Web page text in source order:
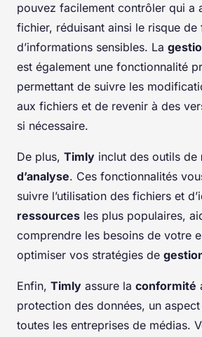
pouvez facilement contrôler qui a
fichier, réduisant ainsi le risque de
d’informations sensibles. La
est également une fonctionnalité
permettant de suivre les
aux fichiers et de revenir à des
si nécessaire.
De plus, Timly inclut des outils de
d’analyse. Ces fonctionnalités
suivre l’utilisation des fichiers et
ressources les plus populaires,
comprendre les besoins de votre
optimiser vos stratégies de
Enfin, Timly assure la conformité
protection des données, un
toutes les entreprises de médias.